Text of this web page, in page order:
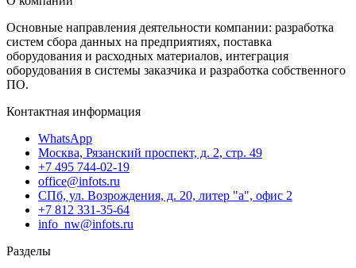
Основные направления деятельности компании: разработка
систем сбора данных на предприятиях, поставка
оборудования и расходных материалов, интеграция
оборудования в системы заказчика и разработка собственного
ПО.
Контактная информация
WhatsApp
Москва, Рязанский проспект, д. 2, стр. 49
+7 495 744-02-19
office@infots.ru
СПб, ул. Возрождения, д. 20, литер "a", офис 2
+7 812 331-35-64
info_nw@infots.ru
Разделы